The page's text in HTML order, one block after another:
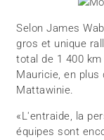
Selon James
gros et unique
total de 1 400
Mauricie, en plus
Mattawinie.
«L'entraide, la
équipes sont